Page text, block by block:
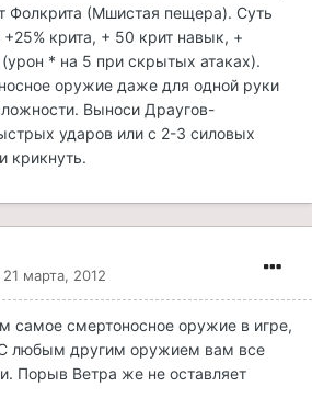
Фолкрита (Мшистая пещера). Суть
крита, + 50 крит навык, +
(урон * на 5 при скрытых атаках).
оружие даже для одной руки
Выноси Драугов-
ударов или с 2-3 силовых
крикнуть.
21 марта, 2012
самое смертоносное оружие в игре,
любым другим оружием вам все
Порыв Ветра же не оставляет